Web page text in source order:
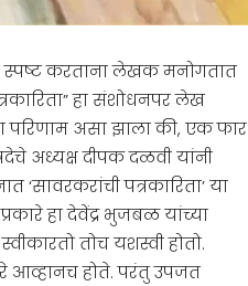
हे स्पष्ट करताना लेखक मनोगतात
हा संशोधनपर लेख
परिणाम असा झाला की, एक फार
अध्यक्ष दीपक दळवी यांनी
‘सावरकरांची पत्रकारिता’ या
हा देवेंद्र भुजबळ यांच्या
तोच यशस्वी होतो.
आव्हानच होते. परंतु उपजत